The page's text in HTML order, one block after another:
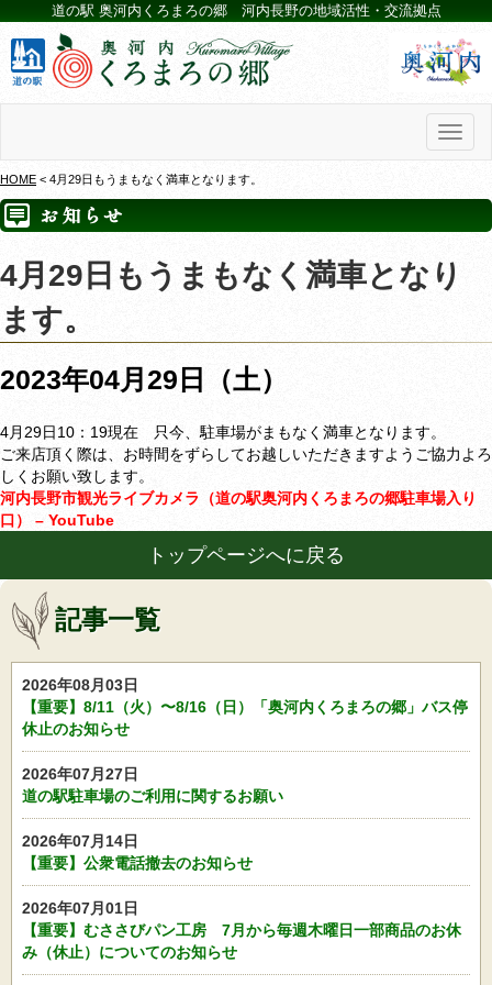
道の駅 奥河内くろまろの郷 河内長野の地域活性・交流拠点
HOME < 4月29日もうまもなく満車となります。
4月29日もうまもなく満車となり
ます。
2023年04月29日（土）
4月29日10：19現在 只今、駐車場がまもなく満車となります。
ご来店頂く際は、お時間をずらしてお越しいただきますようご協力よろ
しくお願い致します。
河内長野市観光ライブカメラ（道の駅奥河内くろまろの郷駐車場入り
口） – YouTube
トップページへに戻る
記事一覧
2026年08月03日
【重要】8/11（火）〜8/16（日）「奥河内くろまろの郷」バス停
休止のお知らせ
2026年07月27日
道の駅駐車場のご利用に関するお願い
2026年07月14日
【重要】公衆電話撤去のお知らせ
2026年07月01日
【重要】むささびパン工房 7月から毎週木曜日一部商品のお休
み（休止）についてのお知らせ